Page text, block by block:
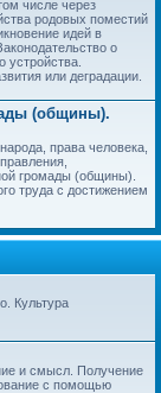
числе через
родовых поместий
идей в
о
устройства.
или деградации.
(общины).
права человека,
громады (общины).
труда с достижением
Культура
и смысл. Получение
с помощью